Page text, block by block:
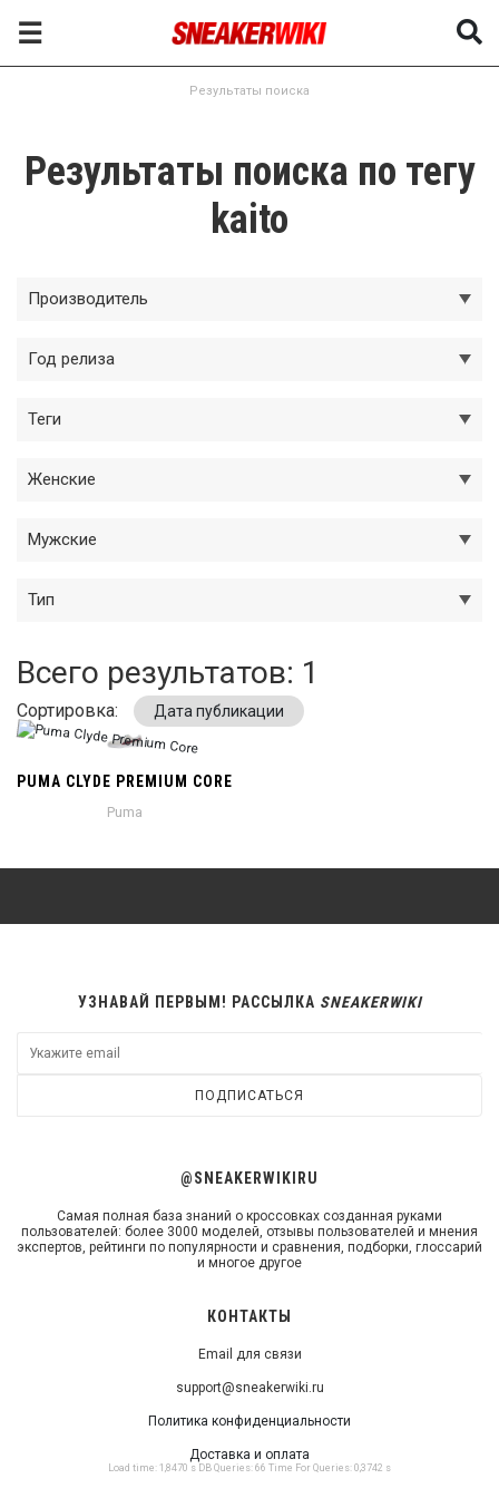
☰
Результаты поиска
Результаты поиска по тегу
kaito
Производитель
Год релиза
Теги
Женские
Мужские
Тип
Всего результатов: 1
Сортировка: Дата публикации
PUMA CLYDE PREMIUM CORE
Puma
КОНТАКТЫ
Email для связи
support@sneakerwiki.ru
Политика конфиденциальности
Доставка и оплата
Load time: 1,8470 s DB Queries: 66 Time For Queries: 0,3742 s
@SNEAKERWIKIRU
Самая полная база знаний о кроссовках созданная руками
пользователей: более 3000 моделей, отзывы пользователей и мнения
экспертов, рейтинги по популярности и сравнения, подборки, глоссарий
и многое другое
УЗНАВАЙ ПЕРВЫМ! РАССЫЛКА SNEAKERWIKI
ПОДПИСАТЬСЯ